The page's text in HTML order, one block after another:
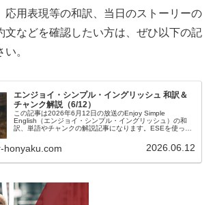
応用表現等の和訳、当日のストーリーの
文などを確認したい方は、ぜひ以下の記
。
エンジョイ・シンプル・イングリッシュ 和訳＆
チャンク解説（6/12）
この記事は2026年6月12日の放送のEnjoy Simple
English（エンジョイ・シンプル・イングリッシュ）の和
訳、単語やチャンクの解説記事になります。ESEを使って
会話を習得したい方などの英語学習をサポートするために
記事を作成しています。ぜひご覧ください。
honyaku.com 2026.06.12